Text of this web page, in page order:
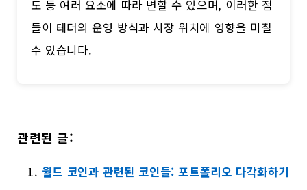
도 등 여러 요소에 따라 변할 수 있으며, 이러한 점
들이 테더의 운영 방식과 시장 위치에 영향을 미칠
수 있습니다.
관련된 글:
월드 코인과 관련된 코인들: 포트폴리오 다각화하기